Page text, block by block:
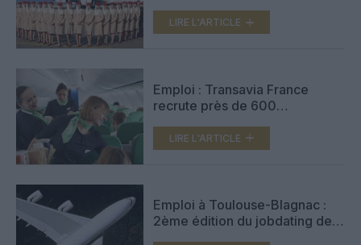
janvier 2026
LIRE L'ARTICLE
Emploi : Transavia France
recrute près de 600
LIRE L'ARTICLE
Emploi à Toulouse-Blagnac :
2ème édition du jobdating des